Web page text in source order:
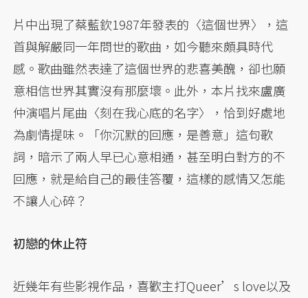
片中出現了蔡藍欽1987年發表的〈這個世界〉，這
首與解嚴同一年問世的歌曲，如今聽來頗具時代
感。歌曲雖然表達了這個世界的悲喜美醜，卻也願
意相信世界其實沒有那麼壞。此外，本片找來盧廣
仲演唱片尾曲〈刻在我心底的名字〉，恰到好處地
為劇情提味。「你沉默的回應，是善意」這句歌
詞，暗示了兩人早已心意相通，甚至明白對方的不
回應，就是給自己的最佳答覆，這樣的感情又怎能
不讓人心碎？
初戀的休止符
近幾年有些影視作品，喜歡主打Queer’s love以及